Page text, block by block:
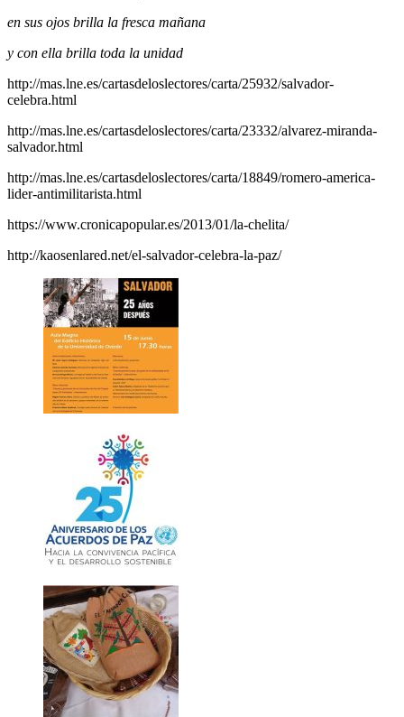
en sus ojos brilla la fresca mañana
y con ella brilla toda la unidad
http://mas.lne.es/cartasdeloslectores/carta/25932/salvador-
celebra.html
http://mas.lne.es/cartasdeloslectores/carta/23332/alvarez-miranda-
salvador.html
http://mas.lne.es/cartasdeloslectores/carta/18849/romero-america-
lider-antimilitarista.html
https://www.cronicapopular.es/2013/01/la-chelita/
http://kaosenlared.net/el-salvador-celebra-la-paz/